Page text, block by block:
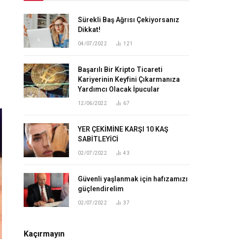
Sürekli Baş Ağrısı Çekiyorsanız
Dikkat!
04/07/2022 121
Başarılı Bir Kripto Ticareti
Kariyerinin Keyfini Çıkarmanıza
Yardımcı Olacak İpucular
12/06/2022 67
YER ÇEKİMİNE KARŞI 10 KAŞ
SABİTLEYİCİ
02/07/2022 43
Güvenli yaşlanmak için hafızamızı
güçlendirelim
02/07/2022 37
Kaçırmayın